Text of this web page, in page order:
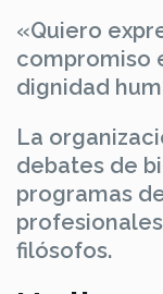
«Quiero
compromiso
dignidad
La
debates de
programas
filósofos.